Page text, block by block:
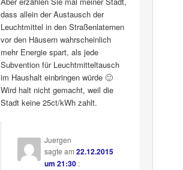
dass allein der Austausch der
Leuchtmittel in den Straßenlaternen
vor den Häusern wahrscheinlich
mehr Energie spart, als jede
Subvention für Leuchtmitteltausch
im Haushalt einbringen würde 🙂
Wird halt nicht gemacht, weil die
Stadt keine 25ct/kWh zahlt.
Juergen
sagte am 22.12.2015
um 21:30 :